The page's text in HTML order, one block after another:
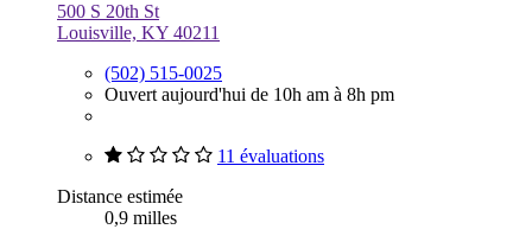
500 S 20th St
Louisville, KY 40211
(502) 515-0025
Ouvert aujourd'hui de 10h am à 8h pm
11 évaluations
Distance estimée
0,9 milles